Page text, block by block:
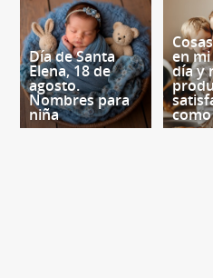
Día de Santa
Elena, 18 de
agosto.
Nombres para
niña
en
día y